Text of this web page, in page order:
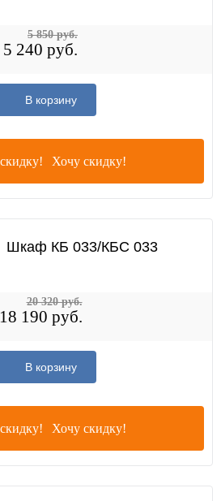
5 240 руб.
5 850 руб.
В корзину
Хочу скидку!
Шкаф КБ 033/КБС 033
18 190 руб.
20 320 руб.
В корзину
Хочу скидку!